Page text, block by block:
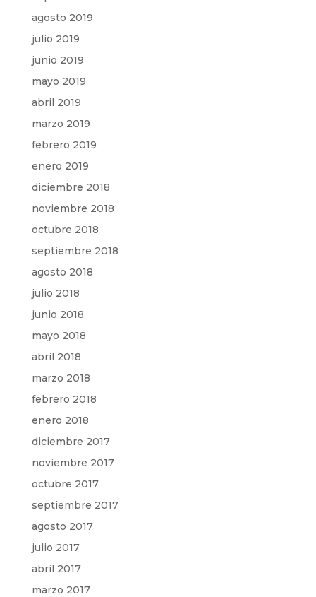
agosto 2019
julio 2019
junio 2019
mayo 2019
abril 2019
marzo 2019
febrero 2019
enero 2019
diciembre 2018
noviembre 2018
octubre 2018
septiembre 2018
agosto 2018
julio 2018
junio 2018
mayo 2018
abril 2018
marzo 2018
febrero 2018
enero 2018
diciembre 2017
noviembre 2017
octubre 2017
septiembre 2017
agosto 2017
julio 2017
abril 2017
marzo 2017